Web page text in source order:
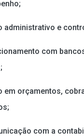
administrativo e
com
em orçamentos,
com a